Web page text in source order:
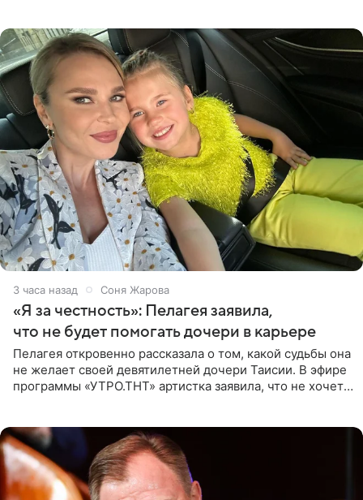
3 часа назад Соня Жарова
«Я за честность»: Пелагея заявила,
что не будет помогать дочери в карьере
Пелагея откровенно рассказала о том, какой судьбы она
не желает своей девятилетней дочери Таисии. В эфире
программы «УТРО.ТНТ» артистка заявила, что не хочет